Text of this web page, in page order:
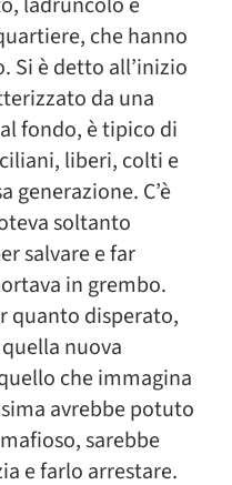
che hanno
Si è detto all’inizio
da una
fondo, è tipico di
liberi, colti e
generazione. C’è
soltanto
salvare e far
in grembo.
quanto disperato,
nuova
che immagina
avrebbe potuto
sarebbe
e farlo arrestare.